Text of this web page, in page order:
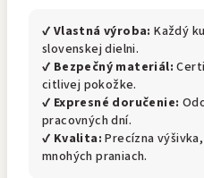
✔ Vlastná výroba: Každý
slovenskej dielni.
✔ Bezpečný materiál:
citlivej pokožke.
✔ Expresné doručenie:
pracovných dní.
✔ Kvalita: Precízna
mnohých praniach.